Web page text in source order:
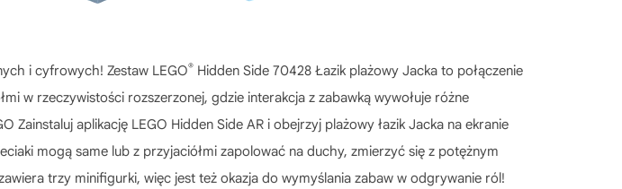
i cyfrowych! Zestaw LEGO® Hidden Side 70428 Łazik plażowy Jacka to połączenie
w rzeczywistości rozszerzonej, gdzie interakcja z zabawką wywołuje różne
aplikację LEGO Hidden Side AR i obejrzyj plażowy łazik Jacka na ekranie
mogą same lub z przyjaciółmi zapolować na duchy, zmierzyć się z potężnym
trzy minifigurki, więc jest też okazja do wymyślania zabaw w odgrywanie ról!